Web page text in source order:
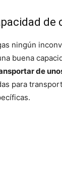
de
ningún
buena
de
para